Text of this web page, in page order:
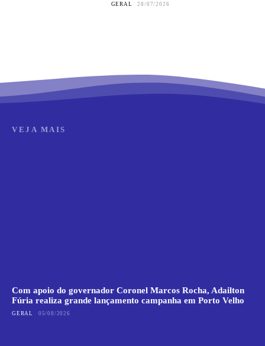
GERAL 28/07/2026
VEJA MAIS
Com apoio do governador Coronel Marcos Rocha, Adailton
Fúria realiza grande lançamento campanha em Porto Velho
GERAL 05/08/2026